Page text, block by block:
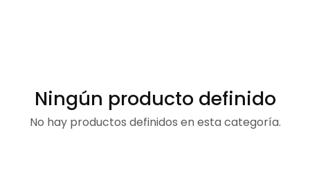
Ningún producto definido
No hay productos definidos en esta categoría.